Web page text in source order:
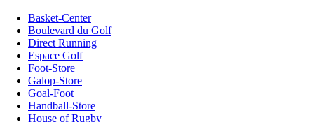
Basket-Center
Boulevard du Golf
Direct Running
Espace Golf
Foot-Store
Galop-Store
Goal-Foot
Handball-Store
House of Rugby